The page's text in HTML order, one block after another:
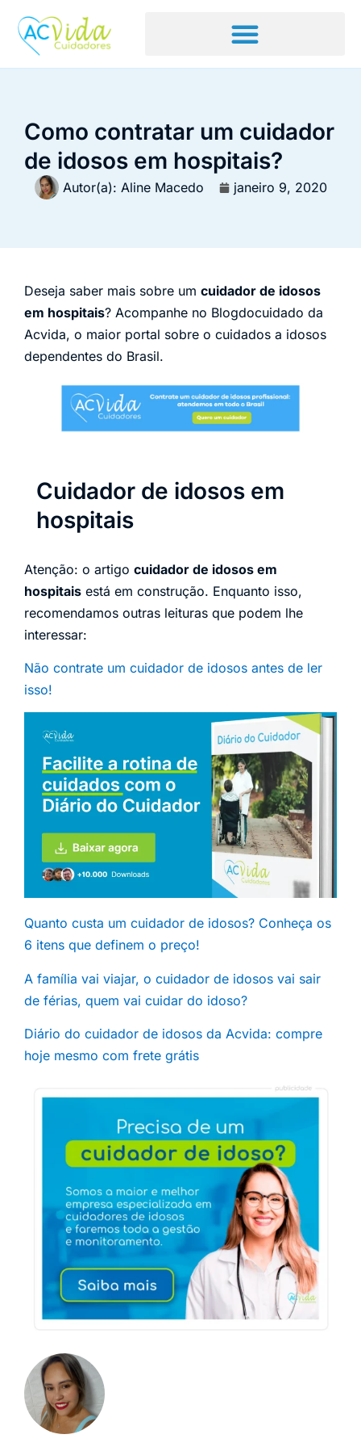
Como contratar um cuidador
de idosos em hospitais?
Autor(a): Aline Macedo janeiro 9, 2020
Deseja saber mais sobre um cuidador de idosos
em hospitais? Acompanhe no Blogdocuidado da
Acvida, o maior portal sobre o cuidados a idosos
dependentes do Brasil.
Cuidador de idosos em
hospitais
Atenção: o artigo cuidador de idosos em
hospitais está em construção. Enquanto isso,
recomendamos outras leituras que podem lhe
interessar:
Não contrate um cuidador de idosos antes de ler
isso!
Quanto custa um cuidador de idosos? Conheça os
6 itens que definem o preço!
A família vai viajar, o cuidador de idosos vai sair
de férias, quem vai cuidar do idoso?
Diário do cuidador de idosos da Acvida: compre
hoje mesmo com frete grátis